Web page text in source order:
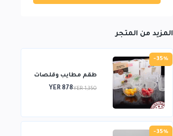
المزيد من المتجر
-35%
طقم مطايب وقلصات
YER 1,350
YER 878
-35%